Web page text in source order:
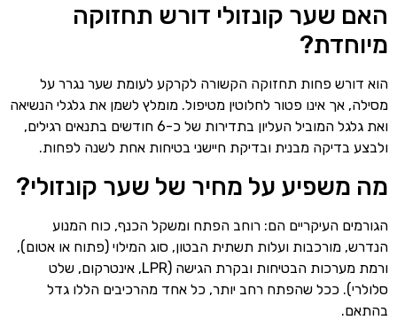
האם שער קונזולי דורש תחזוקה
מיוחדת?
הוא דורש פחות תחזוקה הקשורה לקרקע לעומת שער נגרר על
מסילה, אך אינו פטור לחלוטין מטיפול. מומלץ לשמן את גלגלי הנשיאה
ואת גלגל המוביל העליון בתדירות של כ-6 חודשים בתנאים רגילים,
ולבצע בדיקה מבנית ובדיקת חיישני בטיחות אחת לשנה לפחות.
מה משפיע על מחיר של שער קונזולי?
הגורמים העיקריים הם: רוחב הפתח ומשקל הכנף, כוח המנוע
הנדרש, מורכבות ועלות תשתית הבטון, סוג המילוי (פתוח או אטום),
ורמת מערכות הבטיחות ובקרת הגישה (LPR, אינטרקום, שלט
סלולרי). ככל שהפתח רחב יותר, כל אחד מהרכיבים הללו גדל
בהתאם.